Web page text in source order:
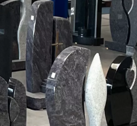
für Ihr Grab in
Spreewald
Urnenanlagen,
Grabschmuck